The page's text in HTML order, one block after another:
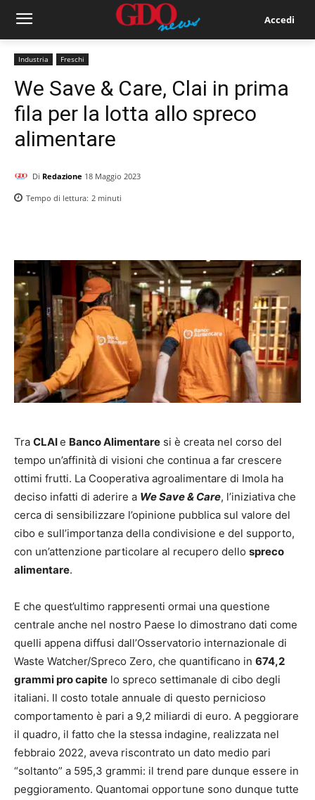
Accedi
Industria Freschi
We Save & Care, Clai in prima
fila per la lotta allo spreco
alimentare
Di Redazione 18 Maggio 2023
Tempo di lettura: 2 minuti
Tra CLAIe Banco Alimentare si è creata nel corso del
tempo un’affinità di visioni che continua a far crescere
ottimi frutti. La Cooperativa agroalimentare di Imola ha
deciso infatti di aderire a We Save & Care, l’iniziativa che
cerca di sensibilizzare l’opinione pubblica sul valore del
cibo e sull’importanza della condivisione e del supporto,
con un’attenzione particolare al recupero dello spreco
alimentare.
E che quest’ultimo rappresenti ormai una questione
centrale anche nel nostro Paese lo dimostrano dati come
quelli appena diffusi dall’Osservatorio internazionale di
Waste Watcher/Spreco Zero, che quantificano in 674,2
grammi pro capite lo spreco settimanale di cibo degli
italiani. Il costo totale annuale di questo pernicioso
comportamento è pari a 9,2 miliardi di euro. A peggiorare
il quadro, il fatto che la stessa indagine, realizzata nel
febbraio 2022, aveva riscontrato un dato medio pari
“soltanto” a 595,3 grammi: il trend pare dunque essere in
peggioramento. Quantomai opportune sono dunque tutte